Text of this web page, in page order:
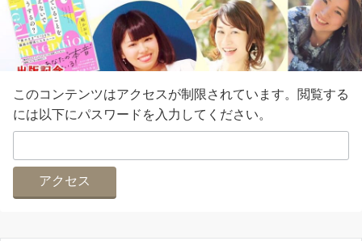
このコンテンツはアクセスが制限されています。閲覧する
には以下にパスワードを入力してください。